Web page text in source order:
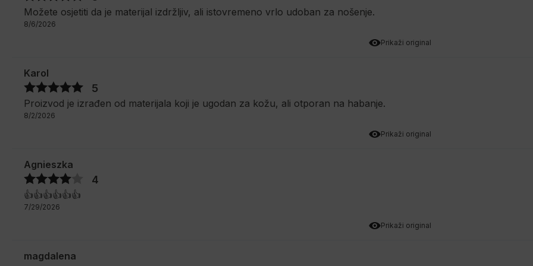
Prikaži original
Možete osjetiti da je materijal izdržljiv, ali istovremeno vrlo udoban za nošenje.
8/6/2026
Prikaži original
Karol
5
Proizvod je izrađen od materijala koji je ugodan za kožu, ali otporan na habanje.
8/2/2026
Prikaži original
Agnieszka
4
👍️👍️👍️👍️👍️👍️
7/29/2026
magdalena